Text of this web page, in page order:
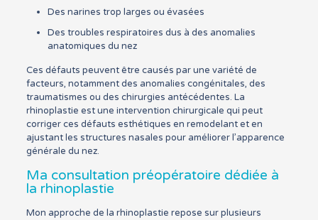
Des narines trop larges ou évasées
Des troubles respiratoires dus à des anomalies
anatomiques du nez
Ces défauts peuvent être causés par une variété de
facteurs, notamment des anomalies congénitales, des
traumatismes ou des chirurgies antécédentes. La
rhinoplastie est une intervention chirurgicale qui peut
corriger ces défauts esthétiques en remodelant et en
ajustant les structures nasales pour améliorer l’apparence
générale du nez.
Ma consultation préopératoire dédiée à
la rhinoplastie
Mon approche de la rhinoplastie repose sur plusieurs